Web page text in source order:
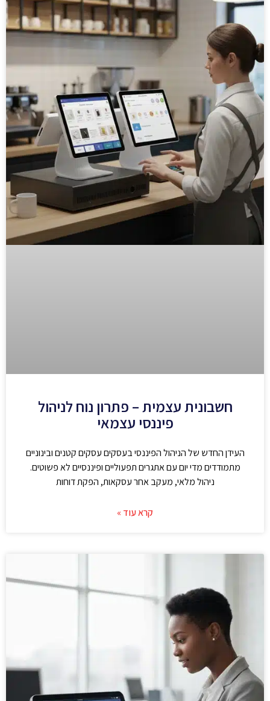
חשבונית עצמית – פתרון נוח לניהול
פיננסי עצמאי
העידן החדש של הניהול הפיננסי בעסקים עסקים קטנים ובינוניים
מתמודדים מדי יום עם אתגרים תפעוליים ופיננסיים לא פשוטים.
ניהול מלאי, מעקב אחר עסקאות, הפקת דוחות
קרא עוד »